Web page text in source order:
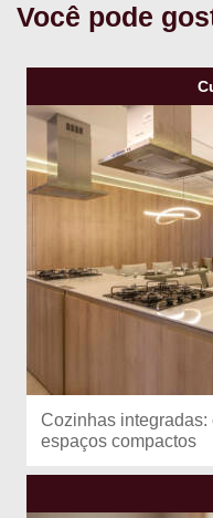
Você pode
Cozinhas integradas:
espaços compactos